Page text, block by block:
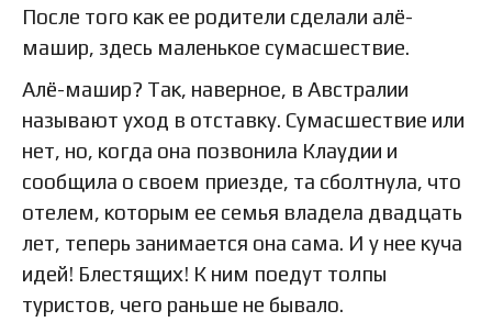
После того как ее родители сделали алё-
машир, здесь маленькое сумасшествие.
Алё-машир? Так, наверное, в Австралии
называют уход в отставку. Сумасшествие или
нет, но, когда она позвонила Клаудии и
сообщила о своем приезде, та сболтнула, что
отелем, которым ее семья владела двадцать
лет, теперь занимается она сама. И у нее куча
идей! Блестящих! К ним поедут толпы
туристов, чего раньше не бывало.